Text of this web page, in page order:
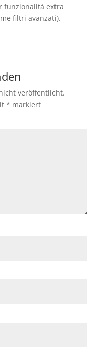
funzionalità extra
filtri avanzati).
veröffentlicht.
* markiert